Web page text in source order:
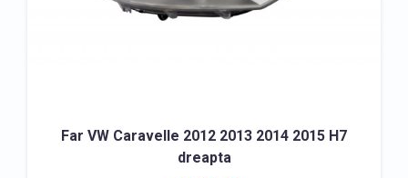
Far VW Caravelle 2012 2013 2014 2015 H7
dreapta